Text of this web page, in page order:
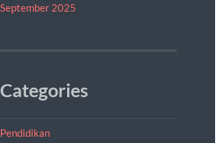
September 2025
Categories
Pendidikan